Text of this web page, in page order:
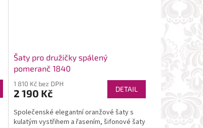
Šaty pro družičky spálený
pomeranč 1840
1 810 Kč bez DPH
2 190 Kč DETAIL
Společenské elegantní oranžové šaty s
kulatým vystřihem a řasením, šifonové šaty